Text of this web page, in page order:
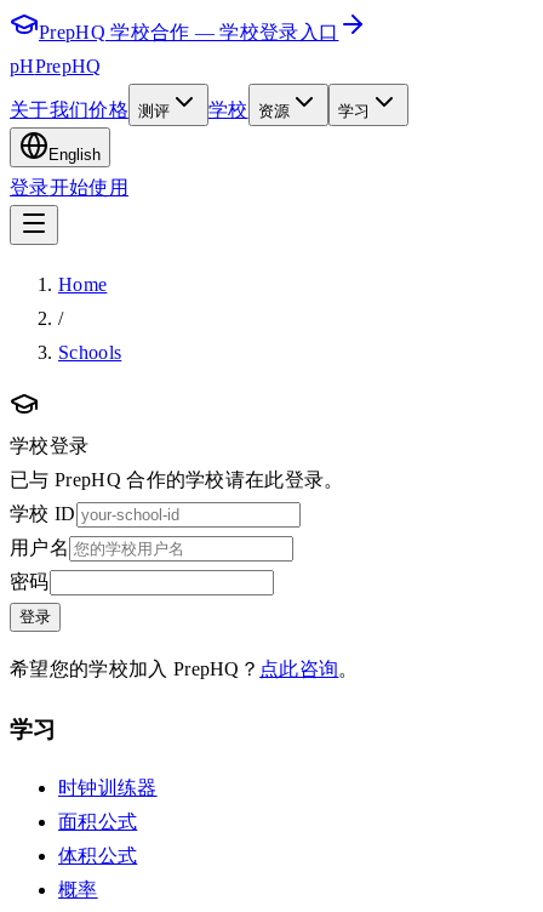
PrepHQ 学校合作 — 学校登录入口
pHPrepHQ
关于我们价格 测评 学校 资源 学习
English
登录开始使用
Home
/
Schools
学校登录
已与 PrepHQ 合作的学校请在此登录。
学校 ID
用户名
密码
登录
希望您的学校加入 PrepHQ？ 点此咨询。
学习
时钟训练器
面积公式
体积公式
概率